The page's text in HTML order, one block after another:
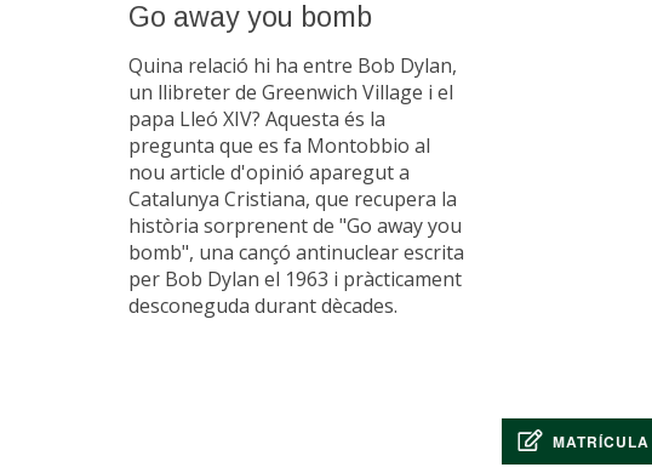
MATRÍCULA
Go away you bomb
Quina relació hi ha entre Bob Dylan,
un llibreter de Greenwich Village i el
papa Lleó XIV? Aquesta és la
pregunta que es fa Montobbio al
nou article d'opinió aparegut a
Catalunya Cristiana, que recupera la
història sorprenent de "Go away you
bomb", una cançó antinuclear escrita
per Bob Dylan el 1963 i pràcticament
desconeguda durant dècades.